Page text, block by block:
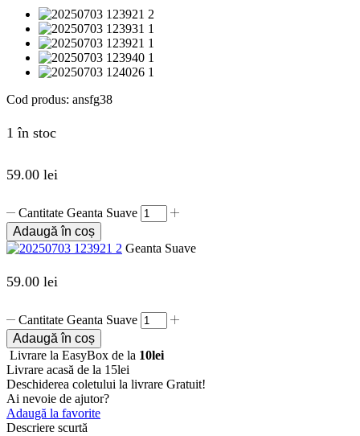
Cod produs: ansfg38
1 în stoc
59.00 lei
Cantitate Geanta Suave
Adaugă în coș
Geanta Suave
59.00 lei
Cantitate Geanta Suave
Adaugă în coș
Livrare la EasyBox de la 10lei
Livrare acasă de la 15lei
Deschiderea coletului la livrare Gratuit!
Ai nevoie de ajutor?
Adaugă la favorite
Descriere scurtă